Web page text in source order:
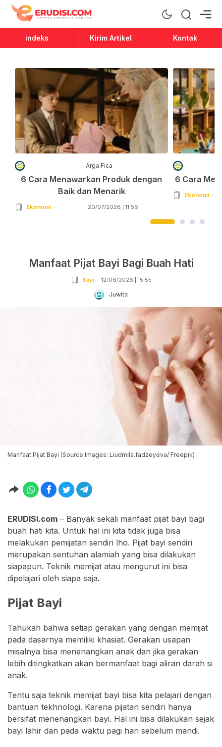
Erudisi
Temukan Jawaban dan Inspirasi
indeks Kirim Artikel Kontak
Arga Fica
6 Cara Menawarkan Produk dengan
Baik dan Menarik
Ekonomi 20/07/2026 | 11:56
6 Cara
Ekonomi
Manfaat Pijat Bayi Bagi Buah Hati
Bayi 12/06/2026 | 15:55
Juwita
Manfaat Pijat Bayi (Source Images: Liudmila.fadzeyeva/ Freepik)
ERUDISI.com – Banyak sekali manfaat pijat bayi bagi
buah hati kita. Untuk hal ini kita tidak juga bisa
melakukan pemijatan sendiri lho. Pijat bayi sendiri
merupakan sentuhan alamiah yang bisa dilakukan
siapapun. Teknik memijat atau mengurut ini bisa
dipelajari oleh siapa saja.
Pijat Bayi
Tahukah bahwa setiap gerakan yang dengan memijat
pada dasarnya memiliki khasiat. Gerakan usapan
misalnya bisa menenangkan anak dan jika gerakan
lebih ditingkatkan akan bermanfaat bagi aliran darah si
anak.
Tentu saja teknik memijat bayi bisa kita pelajari dengan
bantuan tekhnologi. Karena pijatan sendiri hanya
bersifat menenangkan bayi. Hal ini bisa dilakukan sejak
bayi lahir dan pada waktu pagi hari sebelum mandi.